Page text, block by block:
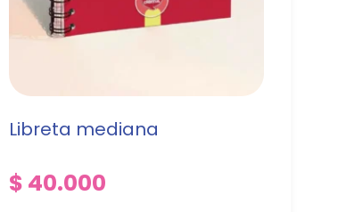
Libreta mediana
$ 40.000